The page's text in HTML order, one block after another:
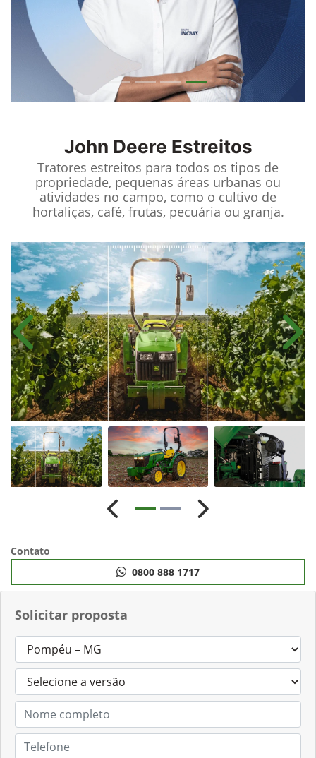
John Deere Estreitos
Tratores estreitos para todos os tipos de
propriedade, pequenas áreas urbanas ou
atividades no campo, como o cultivo de
hortaliças, café, frutas, pecuária ou granja.
Solicitar proposta
Anterior
Anterior Próximo
Contato
0800 888 1717